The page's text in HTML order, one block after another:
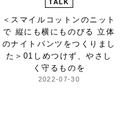
TALK
＜スマイルコットンのニット
で 縦にも横にものびる 立体
のナイトパンツをつくりまし
た＞ 01しめつけず、やさし
く守るものを
2022-07-30